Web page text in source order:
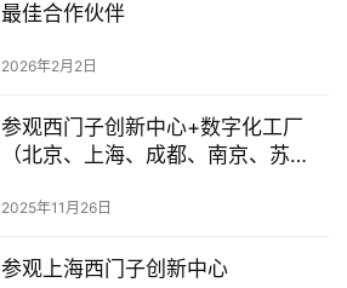
最佳合作伙伴
2026年2月2日
参观西门子创新中心+数字化工厂
（北京、上海、成都、南京、苏
杆工厂
2025年11月26日
参观上海西门子创新中心